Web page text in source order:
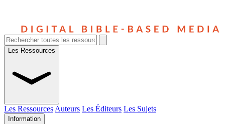
Les Ressources
Les Ressources Auteurs Les Éditeurs Les Sujets
Information